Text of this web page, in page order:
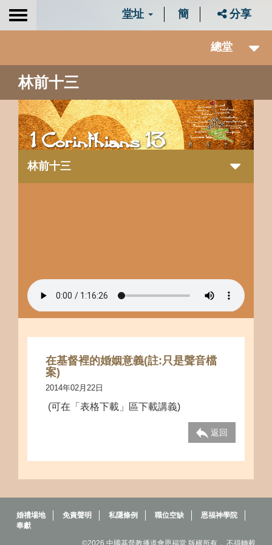
Toggle
堂址 簡 分享
總堂
林前十三
林前十三
在基督裡的婚姻意義(註:只是聲音檔
案)
2014年02月22日
(可在「表格下載」區下載講義)
返回
婚禮場地 免責聲明 私隱條例 職位空缺
恩福神學院
奉獻
©2026 中國基督教播道會恩福堂 版權所有， 不得轉載。